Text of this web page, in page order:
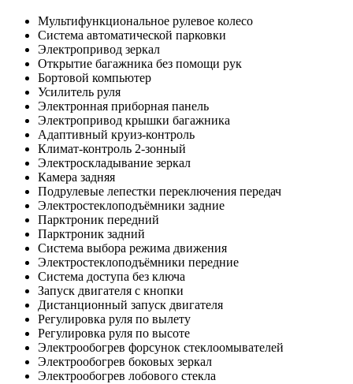
Мультифункциональное рулевое колесо
Система автоматической парковки
Электропривод зеркал
Открытие багажника без помощи рук
Бортовой компьютер
Усилитель руля
Электронная приборная панель
Электропривод крышки багажника
Адаптивный круиз-контроль
Климат-контроль 2-зонный
Электроскладывание зеркал
Камера задняя
Подрулевые лепестки переключения передач
Электростеклоподъёмники задние
Парктроник передний
Парктроник задний
Система выбора режима движения
Электростеклоподъёмники передние
Система доступа без ключа
Запуск двигателя с кнопки
Дистанционный запуск двигателя
Регулировка руля по вылету
Регулировка руля по высоте
Электрообогрев форсунок стеклоомывателей
Электрообогрев боковых зеркал
Электрообогрев лобового стекла